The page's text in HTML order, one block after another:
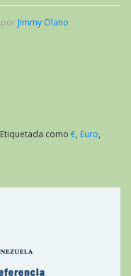
por Jimmy Olano
Etiquetada como €, Euro,